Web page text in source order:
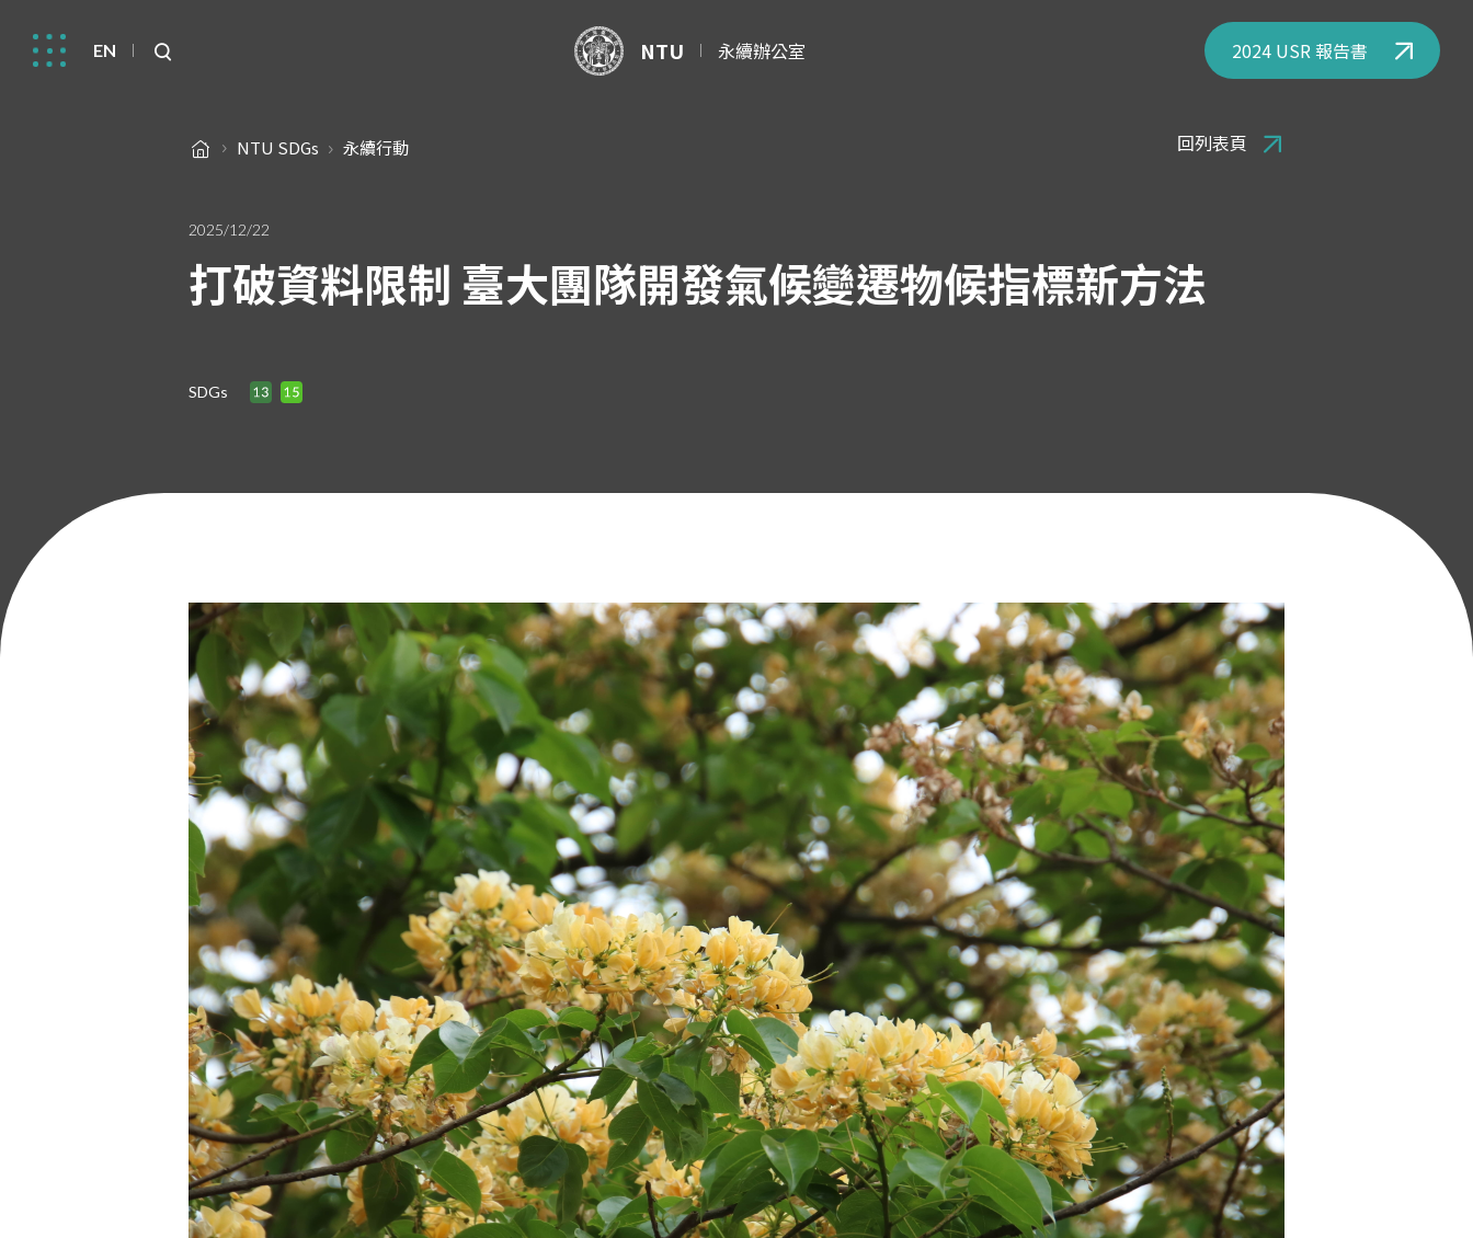
EN NTU 永續辦公室 2024 USR 報告書
NTU SDGs 永續行動 回列表頁
2025/12/22
打破資料限制 臺大團隊開發氣候變遷物候指標新方法
SDGs